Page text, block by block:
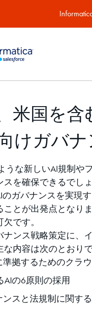
米国を含
けガバ
うな新しいAI規制
を確保できるでしょ
のガバナンスを実現
ことが出発点となり
です。
ナンス戦略策定に、
内容は次のとおりで
準拠するためのクラ
AIの6原則の採用
ンスと法規制に関す